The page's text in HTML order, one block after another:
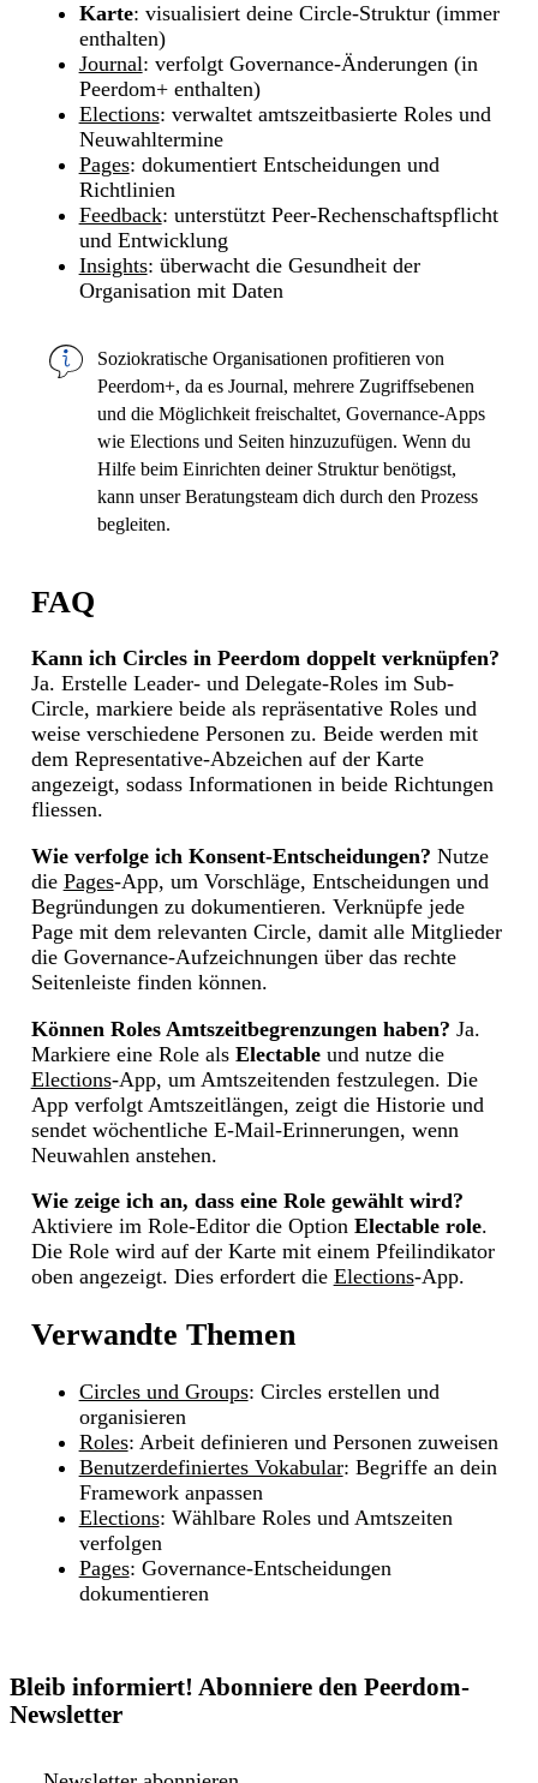
Karte: visualisiert deine Circle-Struktur (immer
enthalten)
Journal: verfolgt Governance-Änderungen (in
Peerdom+ enthalten)
Elections: verwaltet amtszeitbasierte Roles und
Neuwahltermine
Pages: dokumentiert Entscheidungen und
Richtlinien
Feedback: unterstützt Peer-Rechenschaftspflicht
und Entwicklung
Insights: überwacht die Gesundheit der
Organisation mit Daten
Soziokratische Organisationen profitieren von
Peerdom+, da es Journal, mehrere Zugriffsebenen
und die Möglichkeit freischaltet, Governance-Apps
wieElections und Seiten hinzuzufügen. Wenn du
Hilfe beim Einrichten deiner Struktur benötigst,
kann unserBeratungsteam dich durch den Prozess
begleiten.
FAQ
Kann ich Circles in Peerdom doppelt verknüpfen?
Ja. Erstelle Leader- und Delegate-Roles im Sub-
Circle, markiere beide als repräsentative Roles und
weise verschiedene Personen zu. Beide werden mit
dem Representative-Abzeichen auf der Karte
angezeigt, sodass Informationen in beide Richtungen
fliessen.
Wie verfolge ich Konsent-Entscheidungen? Nutze
die Pages-App, um Vorschläge, Entscheidungen und
Begründungen zu dokumentieren. Verknüpfe jede
Page mit dem relevanten Circle, damit alle Mitglieder
die Governance-Aufzeichnungen über das rechte
Seitenleiste finden können.
Können Roles Amtszeitbegrenzungen haben? Ja.
Markiere eine Role als Electableund nutze die
Elections-App, um Amtszeitenden festzulegen. Die
App verfolgt Amtszeitlängen, zeigt die Historie und
sendet wöchentliche E-Mail-Erinnerungen, wenn
Neuwahlen anstehen.
Wie zeige ich an, dass eine Role gewählt wird?
Aktiviere im Role-Editor die Option Electable role.
Die Role wird auf der Karte mit einem Pfeilindikator
oben angezeigt. Dies erfordert die Elections-App.
Verwandte Themen
Circles und Groups: Circles erstellen und
organisieren
Roles: Arbeit definieren und Personen zuweisen
Benutzerdefiniertes Vokabular: Begriffe an dein
Framework anpassen
Elections: Wählbare Roles und Amtszeiten
verfolgen
Pages: Governance-Entscheidungen
dokumentieren
Bleib informiert! Abonniere den Peerdom-
Newsletter